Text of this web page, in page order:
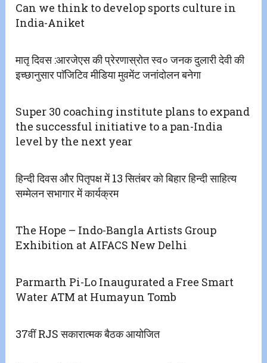
Can we think to develop sports culture in
India-Aniket
मातृ दिवस :आरजेएस की प्रेरणास्रोत स्व० जनक दुलारी देवी की
इच्छानुसार पाॅजिटिव मीडिया मुवमेंट जनांदोलन बनेगा
Super 30 coaching institute plans to expand
the successful initiative to a pan-India
level by the next year
हिन्दी दिवस और पितृपक्ष में 13 सितंबर को बिहार हिन्दी साहित्य
सम्मेलन सभागार में कार्यक्रम
The Hope – Indo-Bangla Artists Group
Exhibition at AIFACS New Delhi
Parmarth Pi-Lo Inaugurated a Free Smart
Water ATM at Humayun Tomb
37वीं RJS सकारात्मक बैठक आयोजित